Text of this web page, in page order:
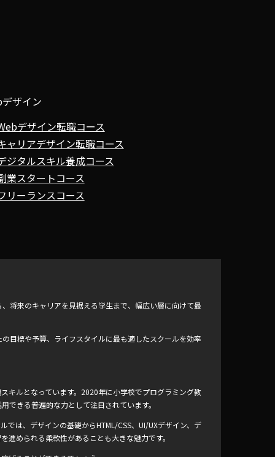
ザイン
デザイン転職コース
ャリアデザイン転職コース
ジタルスキル養成コース
業スタートコース
リーランスコース
将来のキャリアを見据える学生まで、幅広い層に向けて最
目標や予算、ライフスタイルに最も適したスクールを効率
キルとなっています。2020年に小学校でプログラミング教
きる普遍的な力として注目されています。
は、デザインの基礎からHTML/CSS、UI/UXデザイン、デ
められる柔軟性があることも大きな魅力です。